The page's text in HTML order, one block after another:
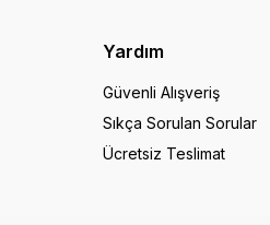
Yardım
Güvenli Alışveriş
Sıkça Sorulan Sorular
Ücretsiz Teslimat